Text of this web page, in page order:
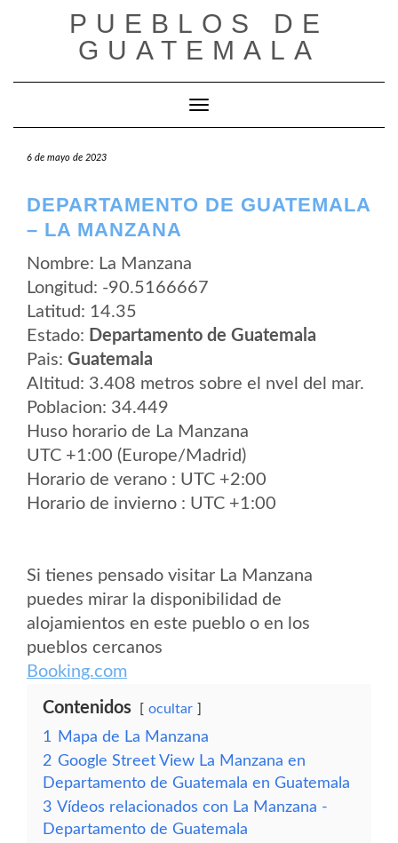
PUEBLOS DE
GUATEMALA
Cambiar modo de navegación
6 de mayo de 2023
DEPARTAMENTO DE GUATEMALA
– LA MANZANA
Nombre: La Manzana
Longitud: -90.5166667
Latitud: 14.35
Estado: Departamento de Guatemala
Pais: Guatemala
Altitud: 3.408 metros sobre el nvel del mar.
Poblacion: 34.449
Huso horario de La Manzana
UTC +1:00 (Europe/Madrid)
Horario de verano : UTC +2:00
Horario de invierno : UTC +1:00
Si tienes pensado visitar La Manzana
puedes mirar la disponibilidad de
alojamientos en este pueblo o en los
pueblos cercanos
Booking.com
Contenidos ocultar
1
Mapa de La Manzana
2 Google Street View La Manzana en
Departamento de Guatemala en Guatemala
3 Vídeos relacionados con La Manzana -
Departamento de Guatemala